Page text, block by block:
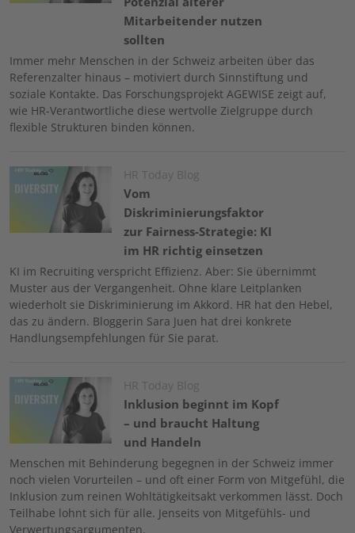
Mitarbeitender nutzen
sollten
Immer mehr Menschen in der Schweiz arbeiten über das
Referenzalter hinaus – motiviert durch Sinnstiftung und
soziale Kontakte. Das Forschungsprojekt AGEWISE zeigt auf,
wie HR-Verantwortliche diese wertvolle Zielgruppe durch
flexible Strukturen binden können.
Image HR Today Blog
Vom
Diskriminierungsfaktor
zur Fairness-Strategie: KI
im HR richtig einsetzen
KI im Recruiting verspricht Effizienz. Aber: Sie übernimmt
Muster aus der Vergangenheit. Ohne klare Leitplanken
wiederholt sie Diskriminierung im Akkord. HR hat den Hebel,
das zu ändern. Bloggerin Sara Juen hat drei konkrete
Handlungsempfehlungen für Sie parat.
Image HR Today Blog
Inklusion beginnt im Kopf
– und braucht Haltung
und Handeln
Menschen mit Behinderung begegnen in der Schweiz immer
noch vielen Vorurteilen – und oft einer Form von Mitgefühl, die
Inklusion zum reinen Wohltätigkeitsakt verkommen lässt. Doch
Teilhabe lohnt sich für alle. Jenseits von Mitgefühls- und
Verwertungsargumenten.